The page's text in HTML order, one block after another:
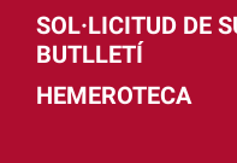
SOL·LICITUD DE
BUTLLETÍ
HEMEROTECA